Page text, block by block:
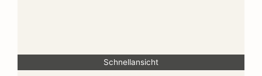
Schnellansicht